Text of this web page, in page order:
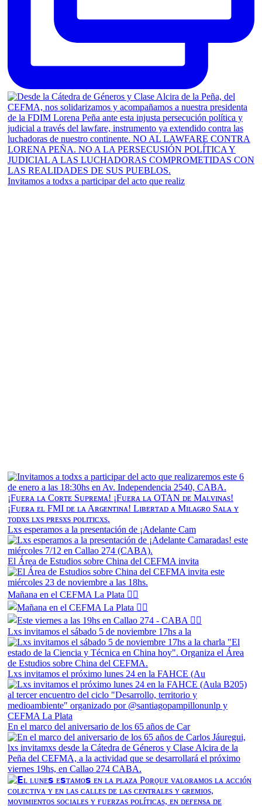
Invitamos a todxs a participar del acto que realiz
Lxs esperamos a la presentación de ¡Adelante Cam
El Área de Estudios sobre China del CEFMA invita
Mañana en el CEFMA La Plata 👆🏼
Lxs invitamos el sábado 5 de noviembre 17hs a la
Lxs invitamos el próximo lunes 24 en la FAHCE (Au
En el marco del aniversario de los 65 años de Car